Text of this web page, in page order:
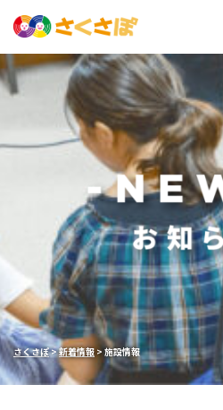
さくさぽ>新着情報> 施設情報